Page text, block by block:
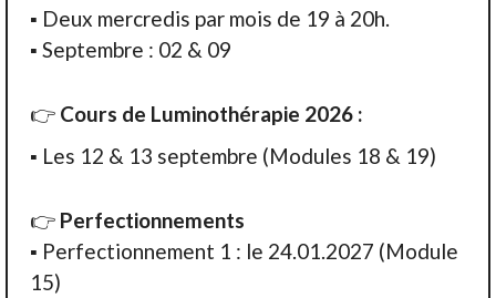
▪ Deux mercredis par mois de 19 à 20h.
▪ Septembre : 02 & 09
👉 Cours de Luminothérapie 2026 :
▪ Les 12 & 13 septembre (Modules 18 & 19)
👉 Perfectionnements
▪ Perfectionnement 1 : le 24.01.2027 (Module
15)